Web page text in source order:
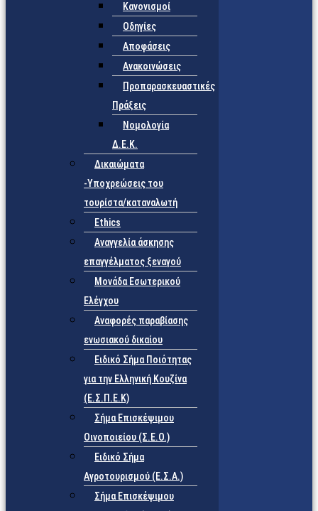
Κανονισμοί
Οδηγίες
Αποφάσεις
Ανακοινώσεις
Προπαρασκευαστικές
Πράξεις
Νομολογία
Δ.Ε.Κ.
Δικαιώματα
-Υποχρεώσεις του
τουρίστα/καταναλωτή
Ethics
Αναγγελία άσκησης
επαγγέλματος ξεναγού
Μονάδα Εσωτερικού
Ελέγχου
Αναφορές παραβίασης
ενωσιακού δικαίου
Ειδικό Σήμα Ποιότητας
για την Ελληνική Κουζίνα
(Ε.Σ.Π.Ε.Κ)
Σήμα Επισκέψιμου
Οινοποιείου (Σ.Ε.Ο.)
Ειδικό Σήμα
Αγροτουρισμού (Ε.Σ.Α.)
Σήμα Επισκέψιμου